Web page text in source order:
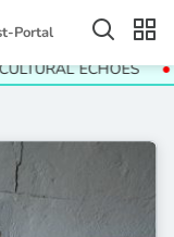
Portal
ECHOES